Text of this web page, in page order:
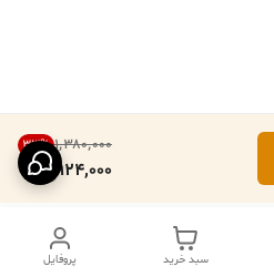
۱٬۳۸۰٬۰۰۰ 33%
924,000
پروفایل سبد خرید